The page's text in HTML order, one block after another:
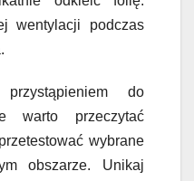
wentylacji podczas
do
warto przeczytać
wybrane
obszarze. Unikaj